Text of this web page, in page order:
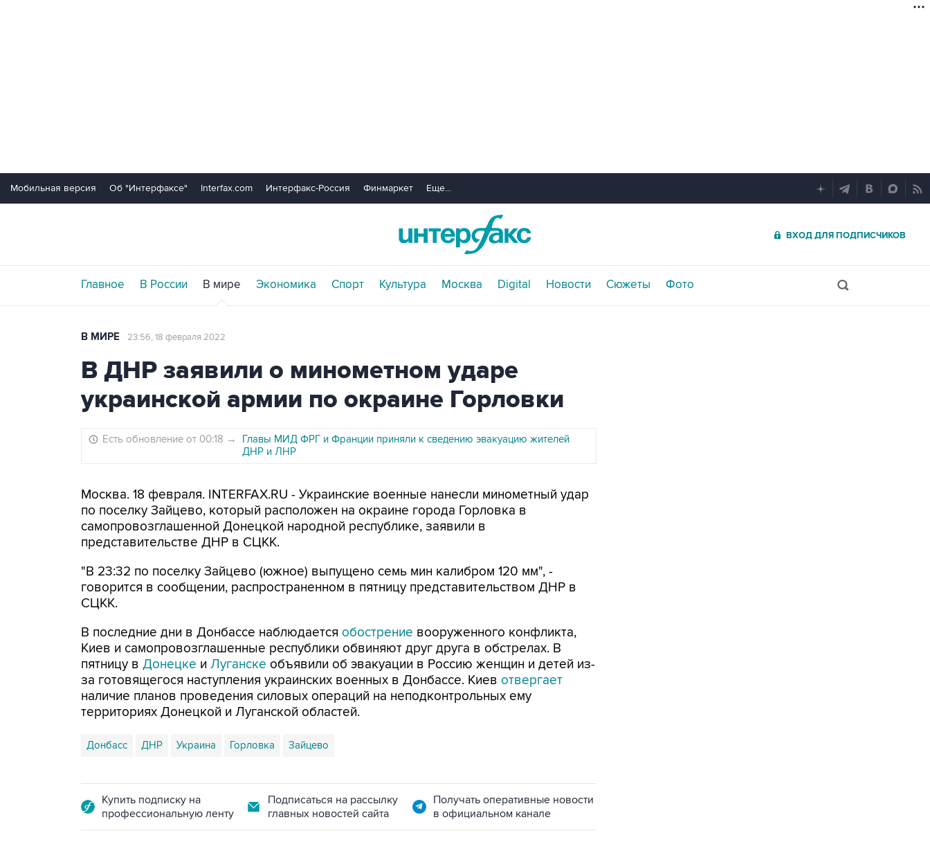
Мобильная версия Об "Интерфаксе" Interfax.com Интерфакс-Россия Финмаркет Еще...
ВХОД ДЛЯ ПОДПИСЧИКОВ
Главное В России В мире Экономика Спорт Культура Москва Digital Новости Сюжеты Фото
В МИРЕ 23:56, 18 февраля 2022
В ДНР заявили о минометном ударе
украинской армии по окраине Горловки
Есть обновление от 00:18 →
Главы МИД ФРГ и Франции приняли к сведению эвакуацию жителей
ДНР и ЛНР
Москва. 18 февраля. INTERFAX.RU - Украинские военные нанесли минометный удар
по поселку Зайцево, который расположен на окраине города Горловка в
самопровозглашенной Донецкой народной республике, заявили в
представительстве ДНР в СЦКК.
"В 23:32 по поселку Зайцево (южное) выпущено семь мин калибром 120 мм", -
говорится в сообщении, распространенном в пятницу представительством ДНР в
СЦКК.
В последние дни в Донбассе наблюдается обострение вооруженного конфликта,
Киев и самопровозглашенные республики обвиняют друг друга в обстрелах. В
пятницу в Донецке и Луганске объявили об эвакуации в Россию женщин и детей из-
за готовящегося наступления украинских военных в Донбассе. Киев отвергает
наличие планов проведения силовых операций на неподконтрольных ему
территориях Донецкой и Луганской областей.
Донбасс ДНР Украина Горловка Зайцево
Купить подписку на
профессиональную ленту
Подписаться на рассылку
главных новостей сайта
Получать оперативные новости
в официальном канале